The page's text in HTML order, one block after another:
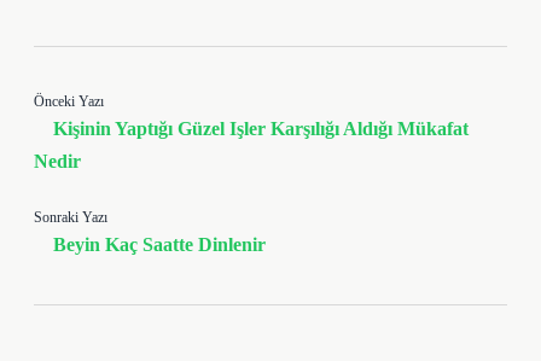
Önceki Yazı
Kişinin Yaptığı Güzel Işler Karşılığı Aldığı Mükafat
Nedir
Sonraki Yazı
Beyin Kaç Saatte Dinlenir